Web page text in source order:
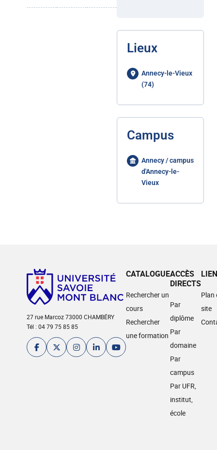
Lieux
Annecy-le-Vieux
(74)
Campus
Annecy / campus
d'Annecy-le-
Vieux
27 rue Marcoz 73000 CHAMBÉRY
Tél : 04 79 75 85 85
CATALOGUE
Rechercher un
cours
Rechercher
une formation
ACCÈS
DIRECTS
Par
diplôme
Par
domaine
Par
campus
Par UFR,
institut,
école
Plan
site